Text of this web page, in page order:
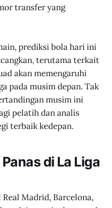
transfer yang
prediksi bola hari ini
terutama terkait
akan memengaruhi
pada musim depan. Tak
musim ini
pelatih dan analis
terbaik kedepan.
di La Liga
Madrid, Barcelona,